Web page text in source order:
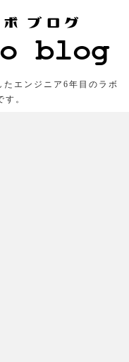
エンジニア6年目のラボ
す。